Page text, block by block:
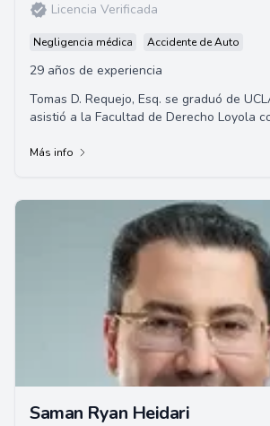
Licencia Verificada
Negligencia médica Accidente de Auto
29 años de experiencia
Tomas D. Requejo, Esq. se graduó de
asistió a la Facultad de Derecho Loyola
Más info
Saman Ryan Heidari